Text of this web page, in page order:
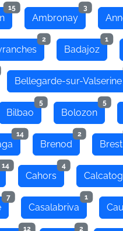
15
Ambronay
3
2
Badajoz
1
Bellegarde-sur-Valserine
Bilbao
5
Bolozon
5
14
Brenod
2
Brest
14
Cahors
4
7
Casalabriva
1
12 2